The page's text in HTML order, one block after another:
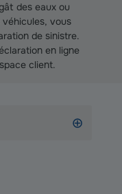
des eaux ou
vous
de sinistre.
en ligne
client.